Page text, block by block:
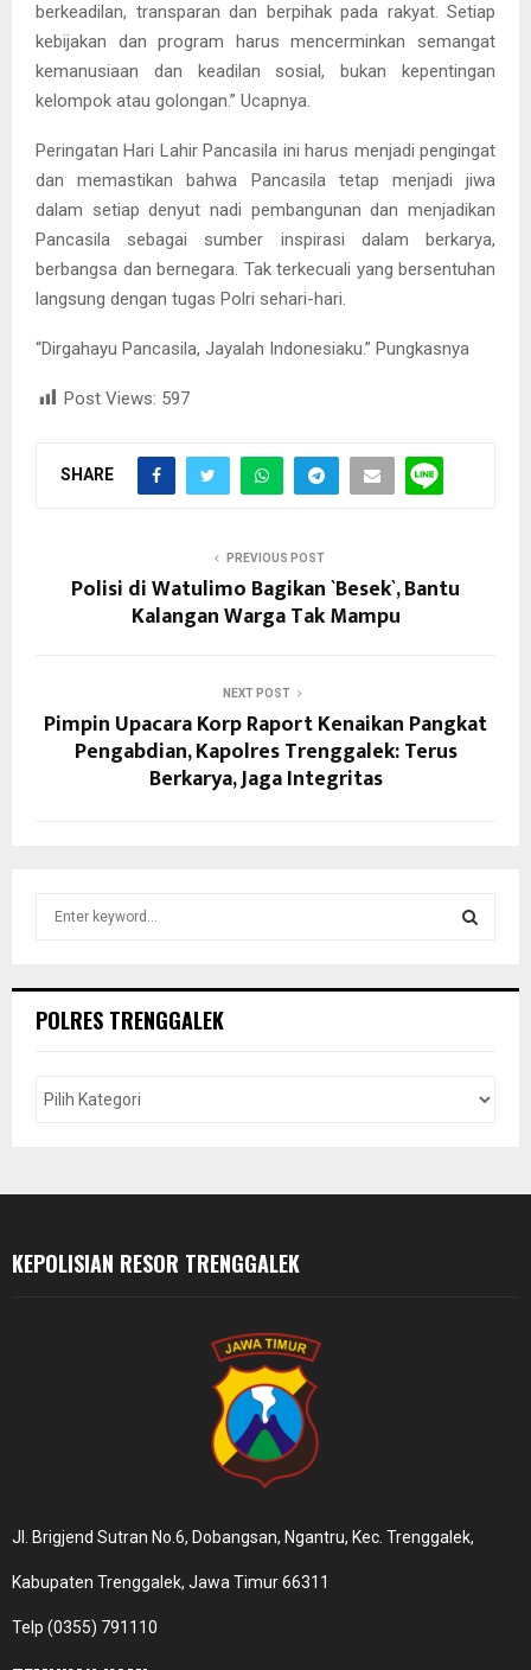
berkeadilan, transparan dan berpihak pada rakyat. Setiap
kebijakan dan program harus mencerminkan semangat
kemanusiaan dan keadilan sosial, bukan kepentingan
kelompok atau golongan.” Ucapnya.
Peringatan Hari Lahir Pancasila ini harus menjadi pengingat
dan memastikan bahwa Pancasila tetap menjadi jiwa
dalam setiap denyut nadi pembangunan dan menjadikan
Pancasila sebagai sumber inspirasi dalam berkarya,
berbangsa dan bernegara. Tak terkecuali yang bersentuhan
langsung dengan tugas Polri sehari-hari.
“Dirgahayu Pancasila, Jayalah Indonesiaku.” Pungkasnya
Post Views: 597
SHARE
PREVIOUS POST
Polisi di Watulimo Bagikan `Besek`, Bantu
Kalangan Warga Tak Mampu
NEXT POST
Pimpin Upacara Korp Raport Kenaikan Pangkat
Pengabdian, Kapolres Trenggalek: Terus
Berkarya, Jaga Integritas
hPOLRES TRENGGALEK
KEPOLISIAN RESOR TRENGGALEK
Jl. Brigjend Sutran No.6, Dobangsan, Ngantru, Kec. Trenggalek,
Kabupaten Trenggalek, Jawa Timur 66311
Telp (0355) 791110